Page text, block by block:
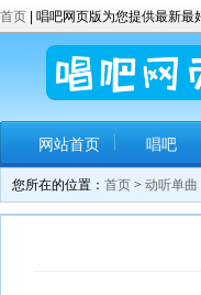
首页 | 唱吧网页版为您提供最新
网站首页 唱吧
您所在的位置： 首页 > 动听单曲